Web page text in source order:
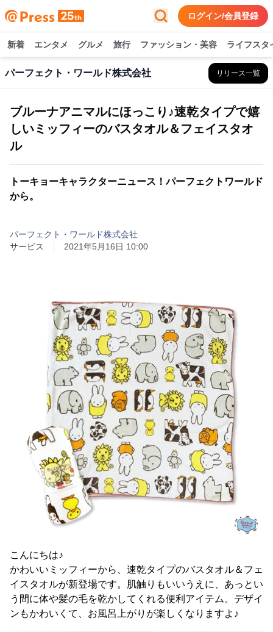
ログイン/会員登録
新着 エンタメ グルメ 旅行 ファッション・美容 ライフスタ
パーフェクト・ワールド株式会社 リリース一覧
ブルーナアニマルにほっこり♪速乾タイプで嬉
しいミッフィーのバスタオル＆フェイスタオ
ル
トーキョーキャラクターニュース！パーフェクトワールド
から。
パーフェクト・ワールド株式会社
サービス
2021年5月16日 10:00
こんにちは♪
かわいいミッフィーから、速乾タイプのバスタオル＆フェ
イスタオルが新登場です。肌触りもいいうえに、あっとい
う間に体や髪の毛を乾かしてくれる便利アイテム。デザイ
ンもかわいくて、お風呂上がりが楽しくなりますよ♪